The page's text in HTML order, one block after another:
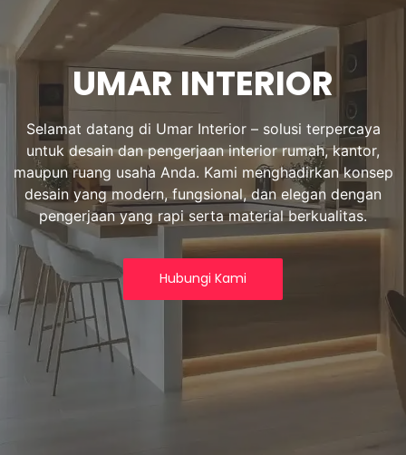
UMAR INTERIOR
Selamat datang di Umar Interior – solusi terpercaya
untuk desain dan pengerjaan interior rumah, kantor,
maupun ruang usaha Anda. Kami menghadirkan konsep
desain yang modern, fungsional, dan elegan dengan
pengerjaan yang rapi serta material berkualitas.
Hubungi Kami